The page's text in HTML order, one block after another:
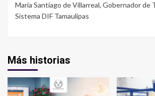
Maria Santiago de Villarreal, Gobernador de
Sistema DIF Tamaulipas
Más historias